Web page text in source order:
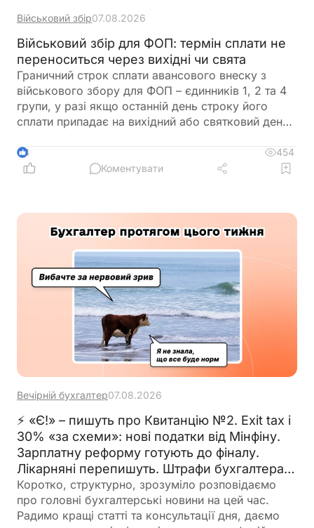
Військовий збір07.08.2026
Військовий збір для ФОП: термін сплати не
переноситься через вихідні чи свята
Граничний строк сплати авансового внеску з
військового збору для ФОП – єдинників 1, 2 та 4
групи, у разі якщо останній день строку його
сплати припадає на вихідний або святковий день,
за вихідним або святковим днем
4
454
Коментувати
Вечірній бухгалтер07.08.2026
⚡ «Є!» – пишуть про Квитанцію №2. Exit tax і
30% «за схеми»: нові податки від Мінфіну.
Зарплатну реформу готують до фіналу.
Лікарняні перепишуть. Штрафи бухгалтерам
– теж. 🙋‍♀️ Вечірній бухгалтер від 07.08.2026
Коротко, структурно, зрозуміло розповідаємо
про головні бухгалтерські новини на цей час.
Радимо кращі статті та консультації дня, даємо